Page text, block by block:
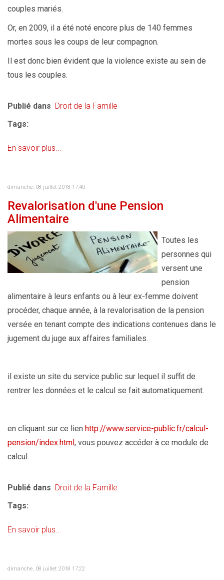
couples mariés.
Or, en 2009, il a été noté encore plus de 140 femmes
mortes sous les coups de leur compagnon.
Il est donc bien évident que la violence existe au sein de
tous les couples.
Publié dans Droit de la Famille
Tags:
En savoir plus...
dimanche, 08 juillet 2018 17:40
Revalorisation d'une Pension
Alimentaire
Toutes les
personnes qui
versent une
pension
alimentaire à leurs enfants ou à leur ex-femme doivent
procéder, chaque année, à la revalorisation de la pension
versée en tenant compte des indications contenues dans le
jugement du juge aux affaires familiales.
il existe un site du service public sur lequel il suffit de
rentrer les données et le calcul se fait automatiquement.
en cliquant sur ce lien http://www.service-public.fr/calcul-
pension/index.html, vous pouvez accéder à ce module de
calcul.
Publié dans Droit de la Famille
Tags:
En savoir plus...
dimanche, 08 juillet 2018 17:22